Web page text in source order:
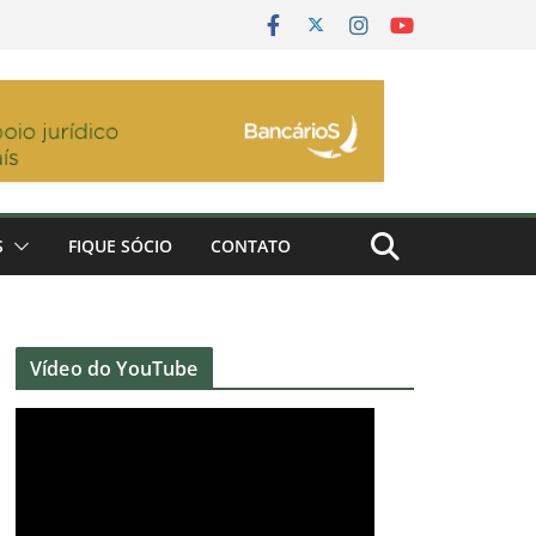
FIQUE SÓCIO CONTATO
Vídeo do YouTube